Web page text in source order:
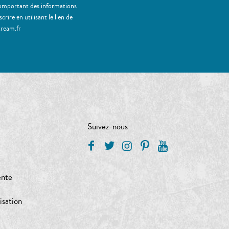
des informations
en utilisant le lien de
Suivez-nous